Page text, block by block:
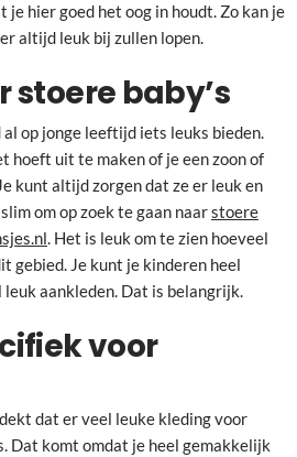
je hier goed het oog in houdt. Zo kan je
altijd leuk bij zullen lopen.
stoere baby’s
op jonge leeftijd iets leuks bieden.
hoeft uit te maken of je een zoon of
kunt altijd zorgen dat ze er leuk en
om op zoek te gaan naarstoere
. Het is leuk om te zien hoeveel
gebied. Je kunt je kinderen heel
aankleden. Dat is belangrijk.
voor
dat er veel leuke kleding voor
Dat komt omdat je heel gemakkelijk